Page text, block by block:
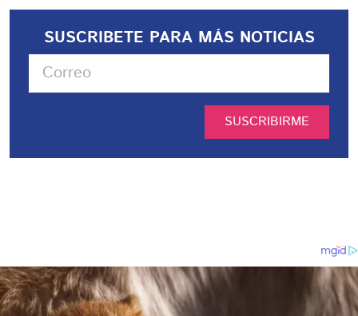
SUSCRIBETE PARA MÁS NOTICIAS
SUSCRIBIRME